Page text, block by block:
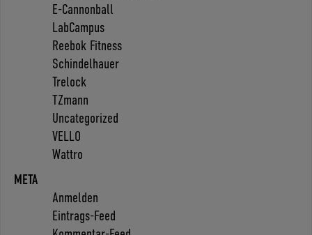
E-Cannonball
LabCampus
Reebok Fitness
Schindelhauer
Trelock
TZmann
Uncategorized
VELLO
Wattro
META
Anmelden
Eintrags-Feed